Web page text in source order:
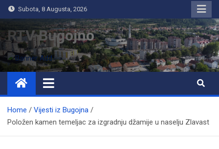
Subota, 8 Augusta, 2026
RTV Bugojno
Home
Vijesti iz Bugojna
Položen kamen temeljac za izgradnju džamije u naselju Zlavast